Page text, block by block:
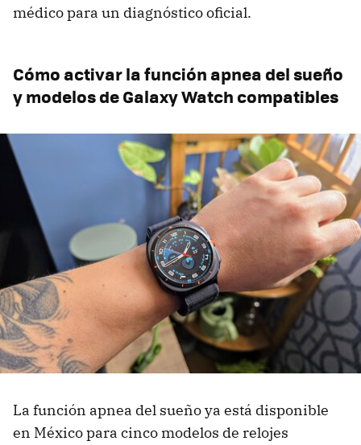
médico para un diagnóstico oficial.
Cómo activar la función apnea del sueño
y modelos de Galaxy Watch compatibles
La función apnea del sueño ya está disponible
en México para cinco modelos de relojes